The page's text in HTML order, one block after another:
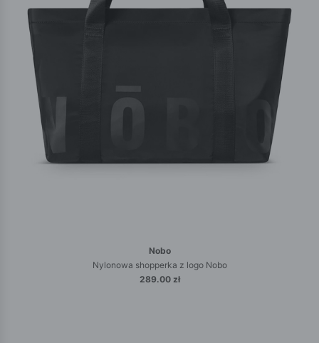
Nobo
Nylonowa shopperka z logo Nobo
289.00 zł